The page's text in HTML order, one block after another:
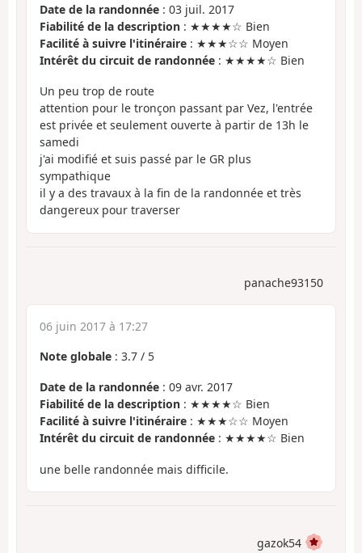
Date de la randonnée : 03 juil. 2017
Fiabilité de la description : ★★★★☆ Bien
Facilité à suivre l'itinéraire : ★★★☆☆ Moyen
Intérêt du circuit de randonnée : ★★★★☆ Bien
Un peu trop de route
attention pour le tronçon passant par Vez, l'entrée
est privée et seulement ouverte à partir de 13h le
samedi
j'ai modifié et suis passé par le GR plus
sympathique
il y a des travaux à la fin de la randonnée et très
dangereux pour traverser
panache93150
06 juin 2017 à 17:27
Note globale : 3.7 / 5
Date de la randonnée : 09 avr. 2017
Fiabilité de la description : ★★★★☆ Bien
Facilité à suivre l'itinéraire : ★★★☆☆ Moyen
Intérêt du circuit de randonnée : ★★★★☆ Bien
une belle randonnée mais difficile.
gazok54